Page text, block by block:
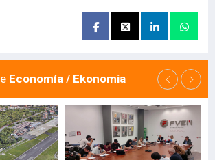
Economía / Ekonomia